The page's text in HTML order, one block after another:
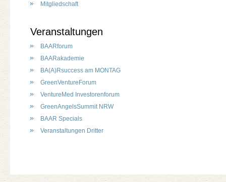
Mitgliedschaft
Veranstaltungen
BAARforum
BAARakademie
BA(A)Rsuccess am MONTAG
GreenVentureForum
VentureMed Investorenforum
GreenAngelsSummit NRW
BAAR Specials
Veranstaltungen Dritter